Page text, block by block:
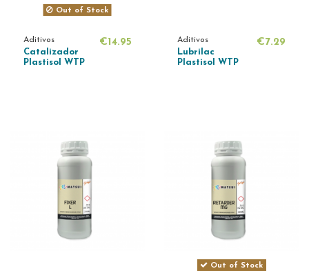
Out of Stock
Aditivos
Catalizador
Plastisol WTP
€14.95 Aditivos
Lubrilac
Plastisol WTP
€7.29
Out of Stock